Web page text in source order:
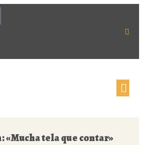
«Mucha tela que contar»